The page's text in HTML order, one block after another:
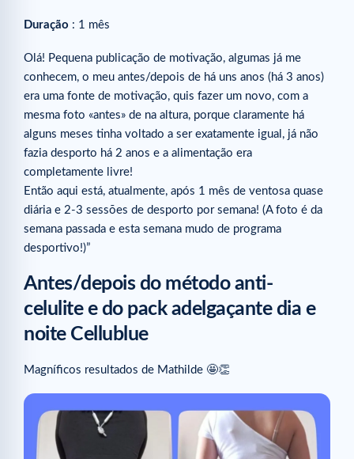
Duração : 1 mês
Olá! Pequena publicação de motivação, algumas já me
conhecem, o meu antes/depois de há uns anos (há 3 anos)
era uma fonte de motivação, quis fazer um novo, com a
mesma foto «antes» de na altura, porque claramente há
alguns meses tinha voltado a ser exatamente igual, já não
fazia desporto há 2 anos e a alimentação era
completamente livre! ⁠
Então aqui está, atualmente, após 1 mês de ventosa quase
diária e 2-3 sessões de desporto por semana! (A foto é da
semana passada e esta semana mudo de programa
desportivo!)” ⁠
Antes/depois do método anti-
celulite e do pack adelgaçante dia e
noite Cellublue
Magníficos resultados de Mathilde 🤩👏